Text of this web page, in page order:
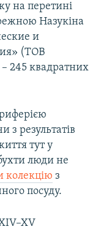
на перетині
Назукіна
и
(ТОВ
245 квадратних
з результатів
тут у
люди не
колекцію з
посуду.